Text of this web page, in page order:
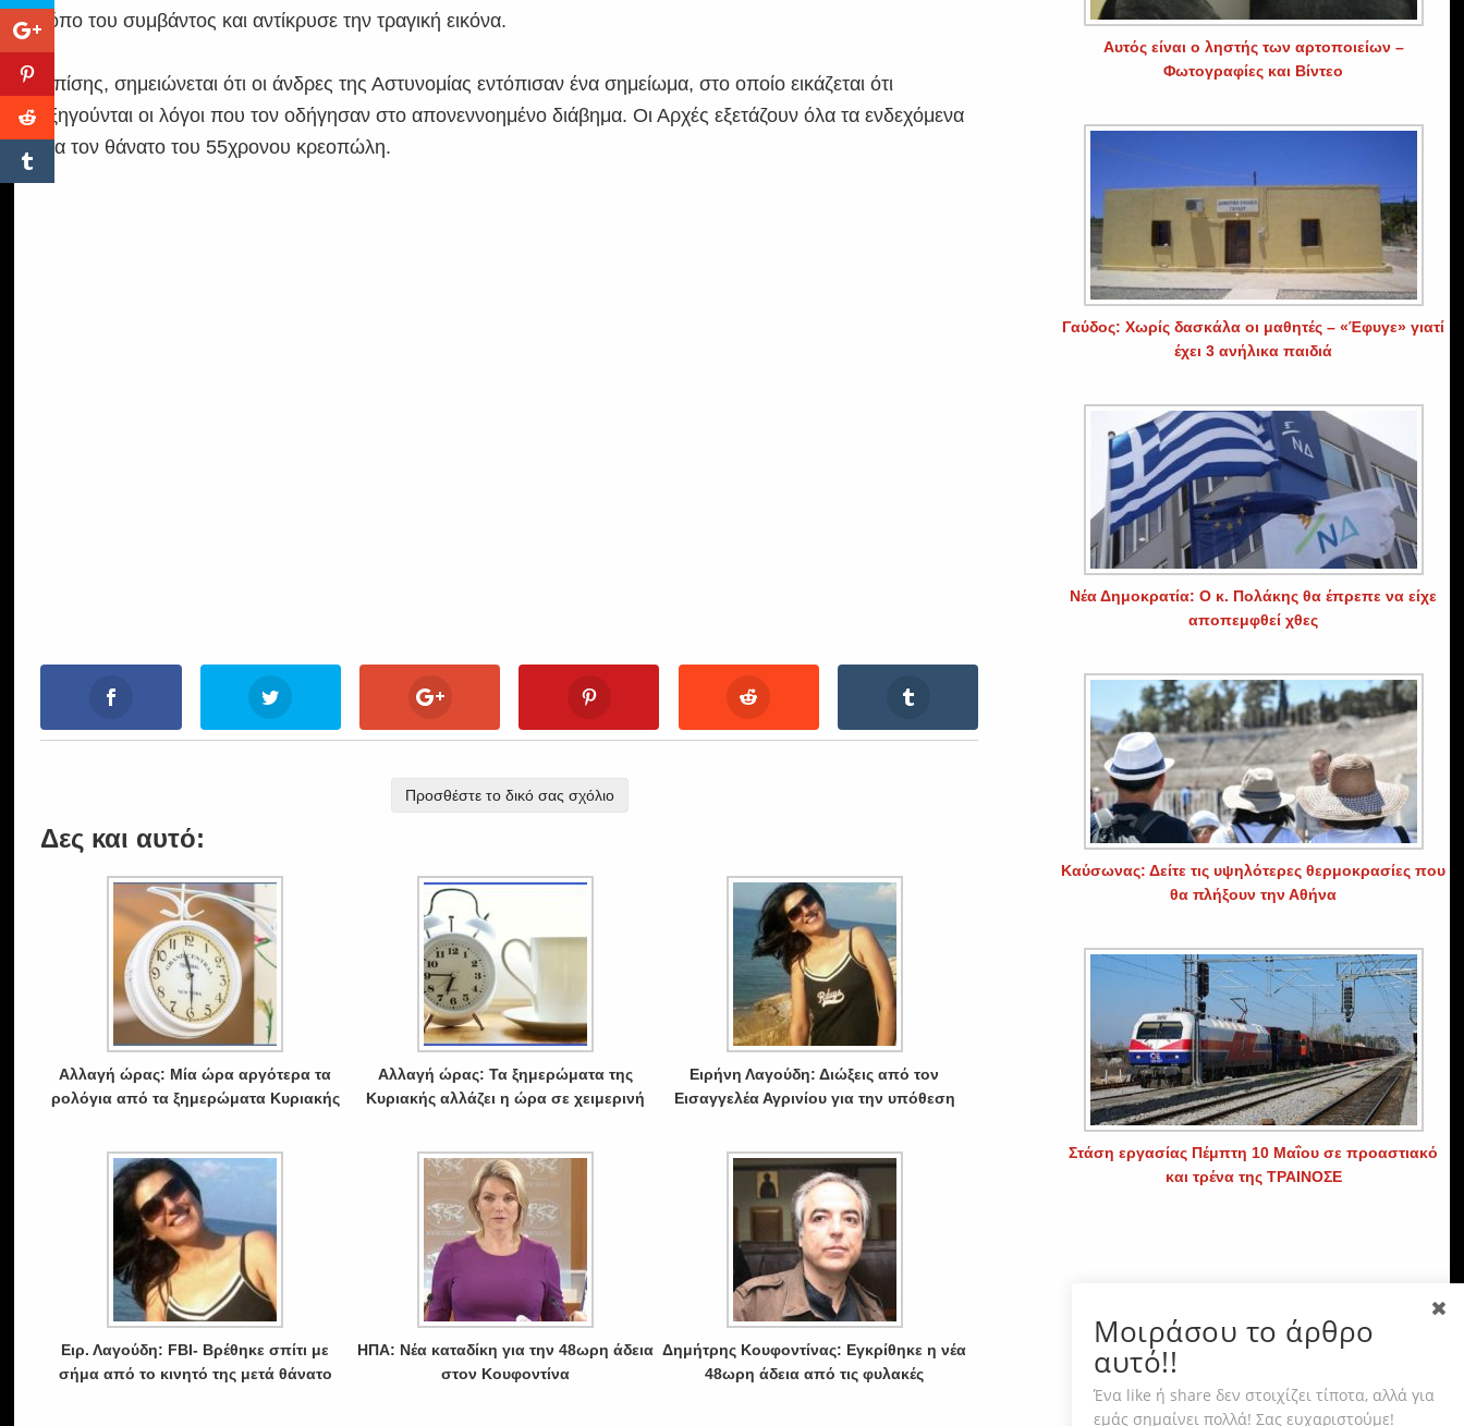
τόπο του συμβάντος και αντίκρυσε την τραγική εικόνα.
Επίσης, σημειώνεται ότι οι άνδρες της Αστυνομίας εντόπισαν ένα σημείωμα, στο οποίο εικάζεται ότι
εξηγούνται οι λόγοι που τον οδήγησαν στο απονεννοημένο διάβημα. Οι Αρχές εξετάζουν όλα τα ενδεχόμενα
για τον θάνατο του 55χρονου κρεοπώλη.
Προσθέστε το δικό σας σχόλιο
Δες και αυτό:
Αλλαγή ώρας: Μία ώρα αργότερα τα
ρολόγια από τα ξημερώματα Κυριακής
Αλλαγή ώρας: Τα ξημερώματα της
Κυριακής αλλάζει η ώρα σε χειμερινή
Ειρήνη Λαγούδη: Διώξεις από τον
Εισαγγελέα Αγρινίου για την υπόθεση
Ειρ. Λαγούδη: FBI- Βρέθηκε σπίτι με
σήμα από το κινητό της μετά θάνατο
ΗΠΑ: Νέα καταδίκη για την 48ωρη άδεια
στον Κουφοντίνα
Δημήτρης Κουφοντίνας: Εγκρίθηκε η νέα
48ωρη άδεια από τις φυλακές
Αυτός είναι ο ληστής των αρτοποιείων –
Φωτογραφίες και Βίντεο
Γαύδος: Χωρίς δασκάλα οι μαθητές – «Έφυγε» γιατί
έχει 3 ανήλικα παιδιά
Νέα Δημοκρατία: Ο κ. Πολάκης θα έπρεπε να είχε
αποπεμφθεί χθες
Καύσωνας: Δείτε τις υψηλότερες θερμοκρασίες που
θα πλήξουν την Αθήνα
Στάση εργασίας Πέμπτη 10 Μαΐου σε προαστιακό
και τρένα της ΤΡΑΙΝΟΣΕ
Μοιράσου το άρθρο
αυτό!!
Ένα like ή share δεν στοιχίζει τίποτα, αλλά για
εμάς σημαίνει πολλά! Σας ευχαριστούμε!